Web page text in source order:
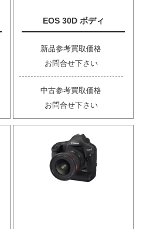
EOS 30D ボディ
新品参考買取価格
お問合せ下さい
中古参考買取価格
お問合せ下さい